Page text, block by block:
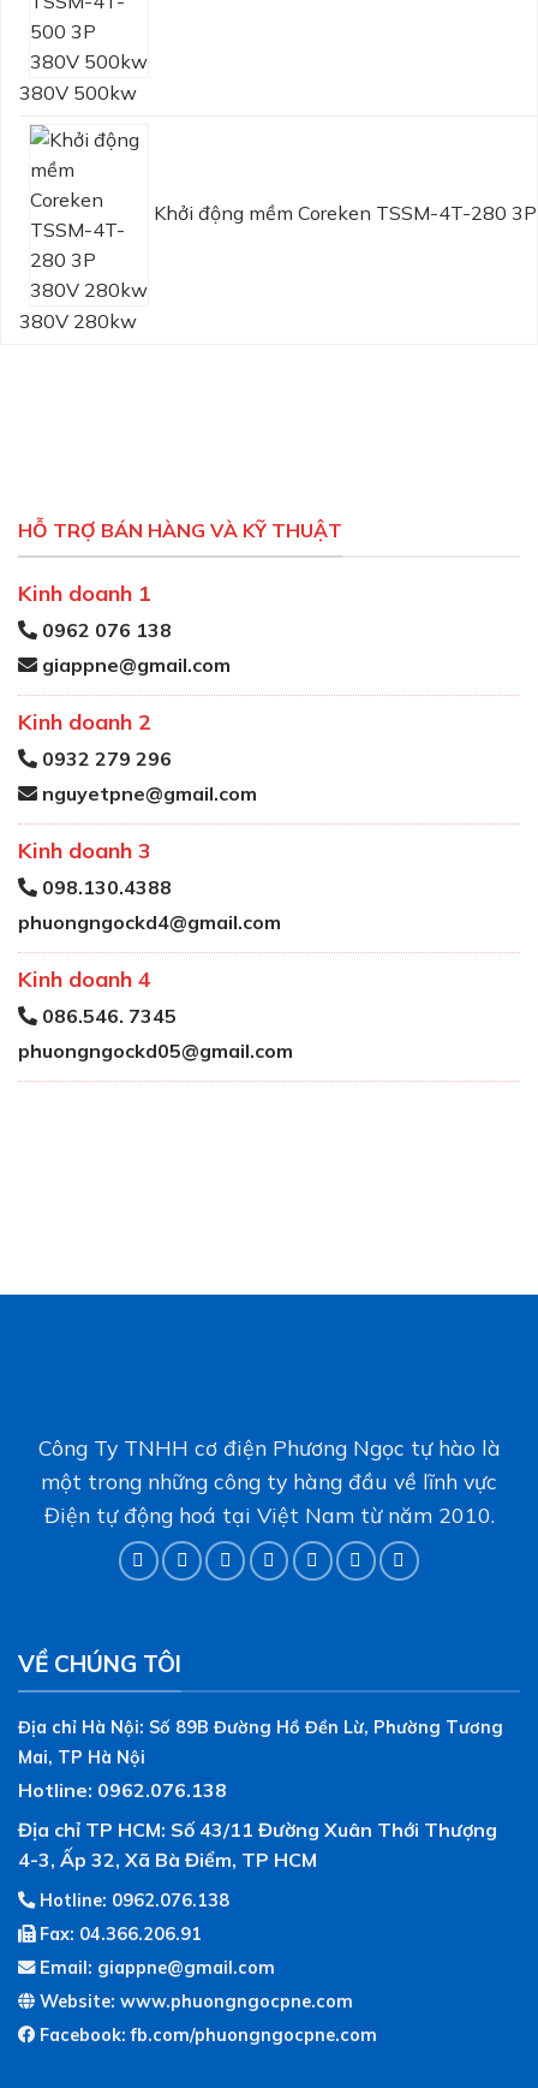
380V 500kw
Khởi động mềm Coreken TSSM-4T-280 3P
380V 280kw
HỖ TRỢ BÁN HÀNG VÀ KỸ THUẬT
Kinh doanh 1
0962 076 138
giappne@gmail.com
Kinh doanh 2
0932 279 296
nguyetpne@gmail.com
Kinh doanh 3
098.130.4388
phuongngockd4@gmail.com
Kinh doanh 4
086.546. 7345
phuongngockd05@gmail.com
Công Ty TNHH cơ điện Phương Ngọc tự hào là
một trong những công ty hàng đầu về lĩnh vực
Điện tự động hoá tại Việt Nam từ năm 2010.
VỀ CHÚNG TÔI
Địa chỉ Hà Nội: Số 89B Đường Hồ Đền Lừ, Phường Tương
Mai, TP Hà Nội
Hotline: 0962.076.138
Địa chỉ TP HCM: Số 43/11 Đường Xuân Thới Thượng
4-3, Ấp 32, Xã Bà Điểm, TP HCM
Hotline: 0962.076.138
Fax: 04.366.206.91
Email: giappne@gmail.com
Website: www.phuongngocpne.com
Facebook:fb.com/phuongngocpne.com